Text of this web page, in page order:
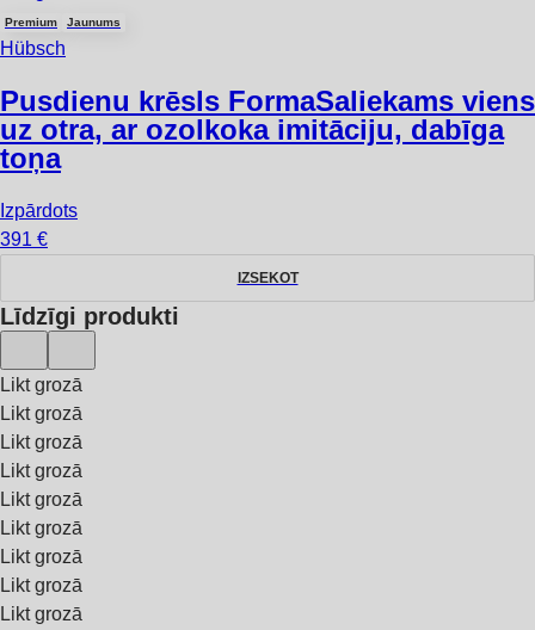
Premium Jaunums
Hübsch
Pusdienu krēsls FormaSaliekams viens
uz otra, ar ozolkoka imitāciju, dabīga
toņa
Izpārdots
391 €
IZSEKOT
Līdzīgi produkti
Likt grozā
Likt grozā
Likt grozā
Likt grozā
Likt grozā
Likt grozā
Likt grozā
Likt grozā
Likt grozā